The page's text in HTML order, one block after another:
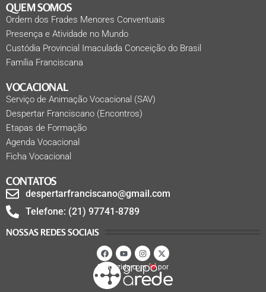
QUEM SOMOS
Ordem dos Frades Menores Conventuais
Presença e Atividade no Mundo
Custódia Provincial Imaculada Conceição do Brasil
Família Franciscana
VOCACIONAL
Serviço de Animação Vocacional (SAV)
Despertar Franciscano (Encontros)
Etapas de Formação
Agenda Vocacional
Ficha Vocacional
CONTATOS
despertarfranciscano@gmail.com
Telefone: (21) 97741-8789
NOSSAS REDES SOCIAIS
Produzido com por